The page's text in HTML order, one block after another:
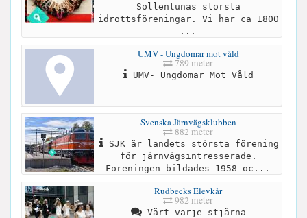
Sollentunas största
idrottsföreningar. Vi har ca 1800
...
UMV - Ungdomar mot våld
789 meter
UMV- Ungdomar Mot Våld
Svenska Järnvägsklubben
882 meter
SJK är landets största förening
för järnvägsintresserade.
Föreningen bildades 1958 oc...
Rudbecks Elevkår
982 meter
Värt varje stjärna